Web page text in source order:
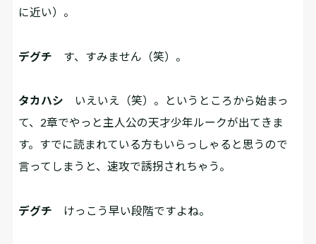
に近い）。
デグチ す、すみません（笑）。
タカハシ いえいえ（笑）。というところから始まっ
て、2章でやっと主人公の天才少年ルークが出てきま
す。すでに読まれている方もいらっしゃると思うので
言ってしまうと、速攻で誘拐されちゃう。
デグチ けっこう早い段階ですよね。